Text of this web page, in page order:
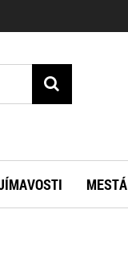
MESTÁ